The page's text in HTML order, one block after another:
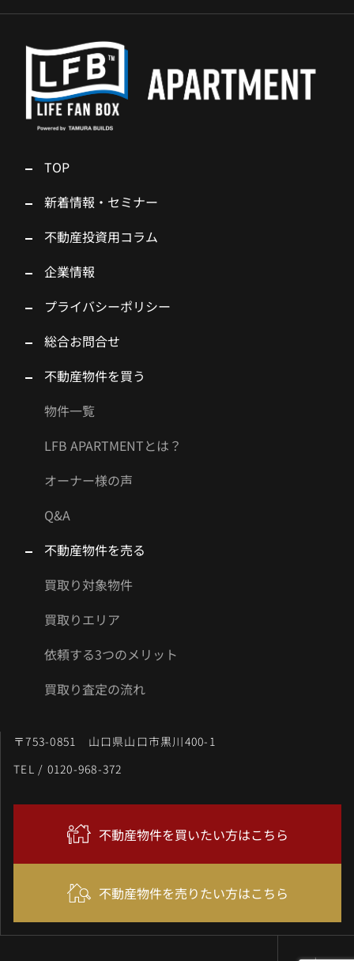
TOP
新着情報・セミナー
不動産投資用コラム
企業情報
プライバシーポリシー
総合お問合せ
不動産物件を買う
物件一覧
LFB APARTMENTとは？
オーナー様の声
Q&A
不動産物件を売る
買取り対象物件
買取りエリア
依頼する3つのメリット
買取り査定の流れ
〒753-0851 山口県山口市黒川400-1
TEL / 0120-968-372
不動産物件を買いたい方はこちら
不動産物件を売りたい方はこちら